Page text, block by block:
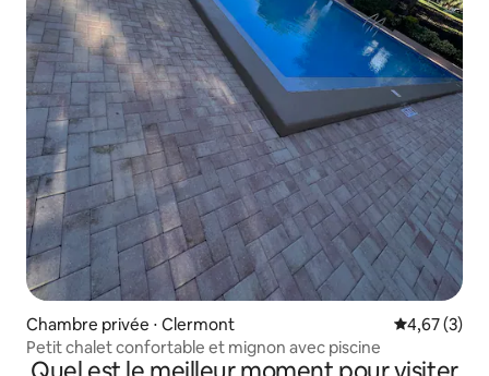
Chambre privée ⋅ Clermont Évaluation
4,67 (3)
Petit chalet confortable et mignon avec piscine